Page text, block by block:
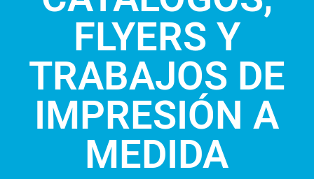
FLYERS Y
TRABAJOS DE
IMPRESIÓN A
MEDIDA